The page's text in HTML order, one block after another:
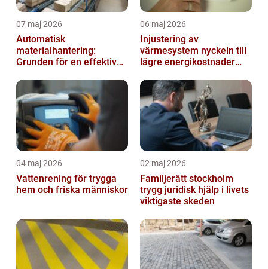
07 maj 2026
Automatisk
materialhantering:
Grunden för en effektiv
06 maj 2026
Injustering av
värmesystem nyckeln till
lägre energikostnader
inomhusklimat
04 maj 2026
Vattenrening för trygga
hem och friska människor
02 maj 2026
Familjerätt stockholm
trygg juridisk hjälp i livets
viktigaste skeden